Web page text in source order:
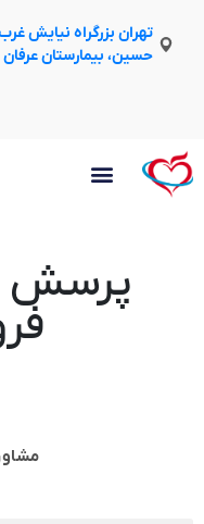
تهران بزرگراه نیایش غرب ،
حسین، بیمارستان عرفان
پرسش و
مشاوره –